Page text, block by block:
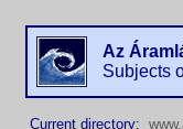
Az
Subjects
Current directory: